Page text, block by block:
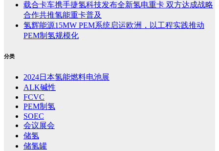
载合卡车携手捷氢科技发布全新氢电重卡 双方达成战略
合作共推氢能重卡普及
氢辉能源15MW PEM系统启运欧洲，以工程实践推动
PEM制氢规模化
分类
2024日本氢能燃料电池展
ALK碱性
FCVC
PEM制氢
SOEC
会议展会
储氢
储氢罐